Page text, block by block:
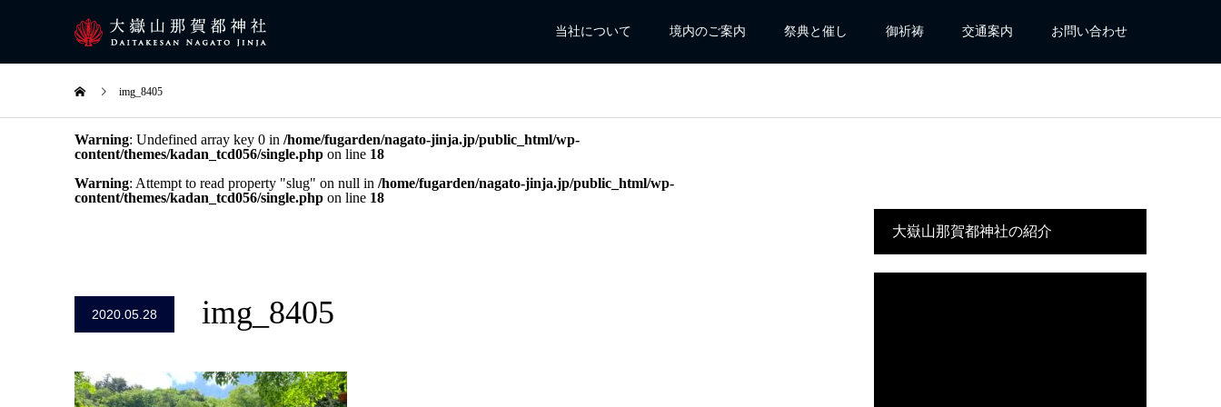
当社について 境内のご案内 祭典と催し 御祈祷 交通案内 お問い合わせ
img_8405
Warning: Undefined array key 0 in /home/fugarden/nagato-jinja.jp/public_html/wp-
content/themes/kadan_tcd056/single.php on line 18
Warning: Attempt to read property "slug" on null in /home/fugarden/nagato-jinja.jp/public_html/wp-
content/themes/kadan_tcd056/single.php on line 18
2020.05.28 img_8405
大嶽山那賀都神社の紹介